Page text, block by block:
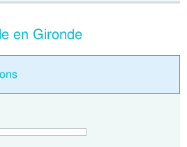
en Gironde